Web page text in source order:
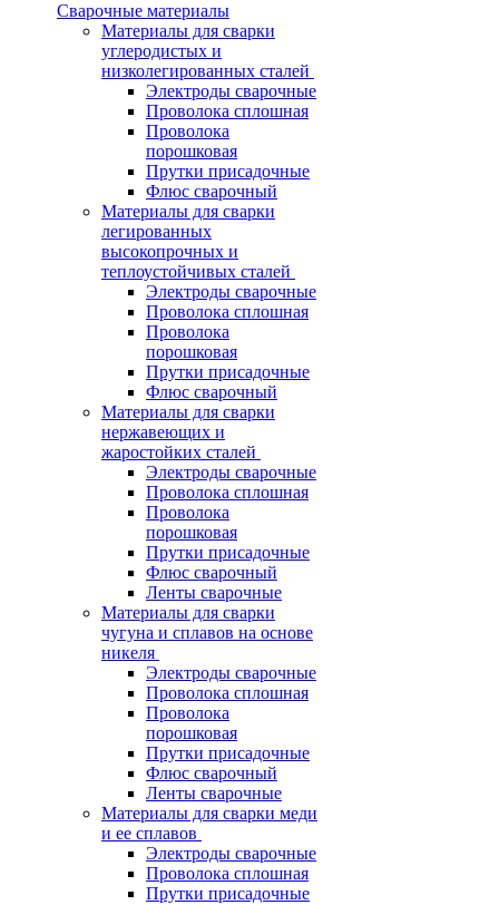
Сварочные материалы
Материалы для сварки
углеродистых и
низколегированных сталей
Электроды сварочные
Проволока сплошная
Проволока
порошковая
Прутки присадочные
Флюс сварочный
Материалы для сварки
легированных
высокопрочных и
теплоустойчивых сталей
Электроды сварочные
Проволока сплошная
Проволока
порошковая
Прутки присадочные
Флюс сварочный
Материалы для сварки
нержавеющих и
жаростойких сталей
Электроды сварочные
Проволока сплошная
Проволока
порошковая
Прутки присадочные
Флюс сварочный
Ленты сварочные
Материалы для сварки
чугуна и сплавов на основе
никеля
Электроды сварочные
Проволока сплошная
Проволока
порошковая
Прутки присадочные
Флюс сварочный
Ленты сварочные
Материалы для сварки меди
и ее сплавов
Электроды сварочные
Проволока сплошная
Прутки присадочные